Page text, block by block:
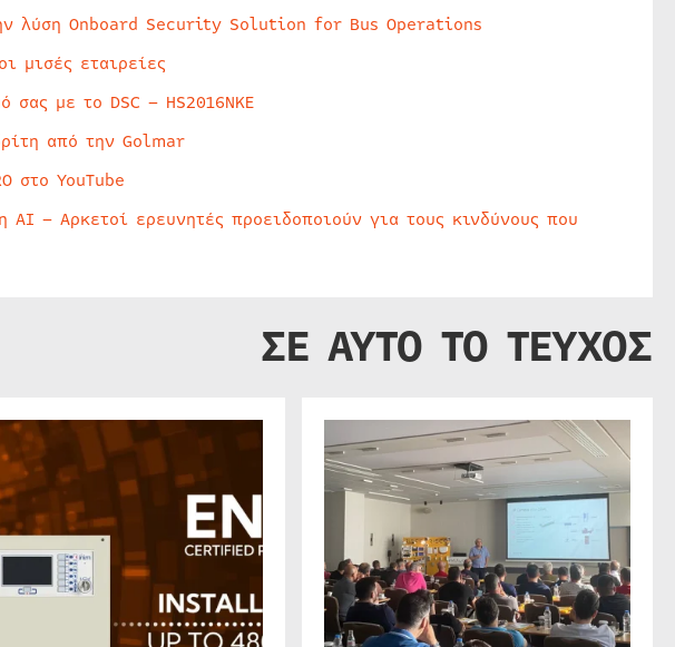
λύση Onboard Security Solution for Bus Operations
μισές εταιρείες
με το DSC – HS2016NKE
από την Golmar
στο YouTube
AI – Αρκετοί ερευνητές προειδοποιούν για τους κινδύνους που
ΣΕ ΑΥΤΟ ΤΟ ΤΕΥΧΟΣ